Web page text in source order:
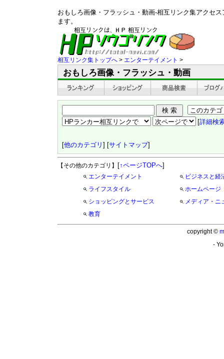
おもしろ画像・フラッシュ・動画-相互リンク集アクセ
ます。
相互リンク集トップへ > エンターテイメント >
おもしろ画像・フラッシュ・動画
[詳細検
[他のカテゴリ ] [サイトマップ]
【その他のカテゴリ】 [↑ページTOPへ]
エンターテイメント
ビジネスと経
ライフスタイル
ホームページ
ショッピングとサービス
メディア・ニ
教育
copyright ©
-